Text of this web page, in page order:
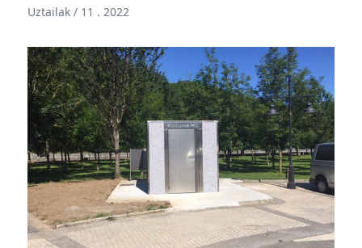
Uztailak / 11 . 2022